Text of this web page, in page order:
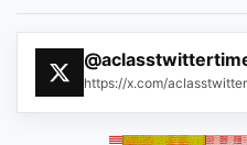
https://x.com/